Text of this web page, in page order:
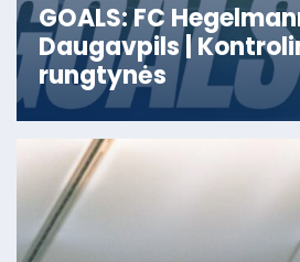
GOALS: FC
Daugavpils |
rungtynės